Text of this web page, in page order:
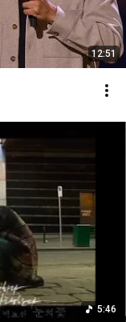
12:51
5:46